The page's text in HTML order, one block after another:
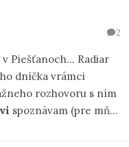
2
Piešťanoch... Radiar
dníčka vrámci
rozhovoru s ním
spoznávam (pre mňa)